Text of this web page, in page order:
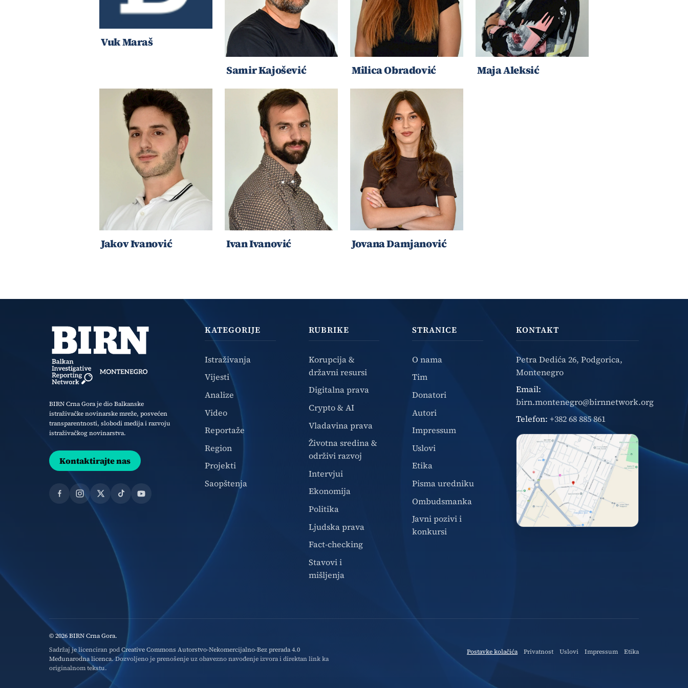
Vuk Maraš
Samir Kajošević
Milica Obradović Maja Aleksić
Jakov Ivanović Ivan Ivanović Jovana Damjanović
BIRN Crna Gora je dio Balkanske
istraživačke novinarske mreže, posvećen
transparentnosti, slobodi medija i razvoju
istraživačkog novinarstva.
Kontaktirajte nas
Facebook
Instagram
X TikTokYouTube
KATEGORIJE
Istraživanja
Vijesti
Analize
Video
Reportaže
Region
Projekti
Saopštenja
RUBRIKE
Korupcija &
državni resursi
Digitalna prava
Crypto & AI
Vladavina prava
Životna sredina &
održivi razvoj
Intervjui
Ekonomija
Politika
Ljudska prava
Fact-checking
Stavovi i
mišljenja
STRANICE
O nama
Tim
Donatori
Autori
Impressum
Uslovi
Etika
Pisma uredniku
Ombudsmanka
Javni pozivi i
konkursi
KONTAKT
Petra Dedića 26, Podgorica,
Montenegro
Email:
birn.montenegro@birnnetwork.org
Telefon: +382 68 885 861
© 2026 BIRN Crna Gora.
Sadržaj je licenciran podCreative Commons Autorstvo-Nekomercijalno-Bez prerada 4.0
Međunarodna licenca. Dozvoljeno je prenošenje uz obavezno navođenje izvora i direktan link ka
originalnom tekstu.
Postavke kolačića Privatnost Uslovi Impressum Etika